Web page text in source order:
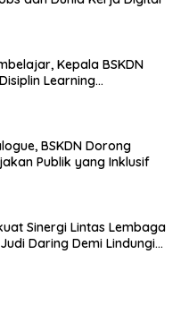
Kepala BSKDN
Learning
BSKDN Dorong
Publik yang Inklusif
Sinergi Lintas Lembaga
Daring Demi Lindungi